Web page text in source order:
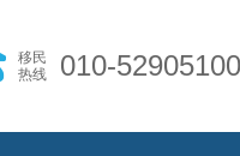
移民
热线
010-52905100